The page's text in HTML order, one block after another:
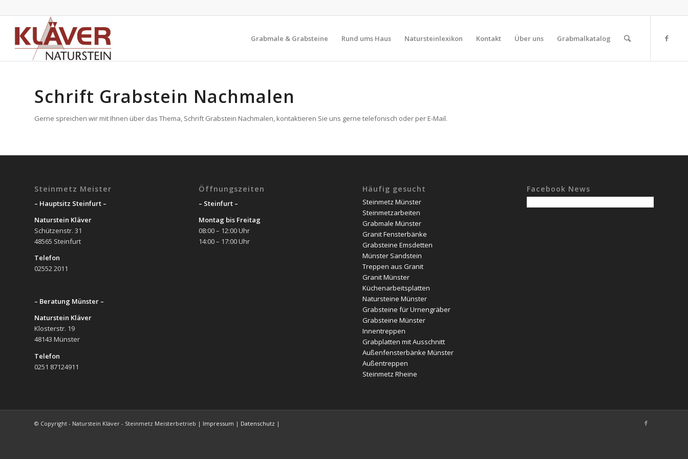
Grabmale & Grabsteine Rund ums Haus Natursteinlexikon Kontakt Über uns Grabmalkatalog
Schrift Grabstein Nachmalen
Gerne spreichen wir mit Ihnen über das Thema, Schrift Grabstein Nachmalen, kontaktieren Sie uns gerne telefonisch oder per E-Mail.
Steinmetz Meister
– Hauptsitz Steinfurt –
Naturstein Kläver
Schützenstr. 31
48565 Steinfurt
Telefon
02552 2011
– Beratung Münster –
Naturstein Kläver
Klosterstr. 19
48143 Münster
Telefon
0251 87124911
Öffnungszeiten
– Steinfurt –
Montag bis Freitag
08:00 – 12:00 Uhr
14:00 – 17:00 Uhr
Häufig gesucht
Steinmetz Münster
Steinmetzarbeiten
Grabmale Münster
Granit Fensterbänke
Grabsteine Emsdetten
Münster Sandstein
Treppen aus Granit
Granit Münster
Küchenarbeitsplatten
Natursteine Münster
Grabsteine für Urnengräber
Grabsteine Münster
Innentreppen
Grabplatten mit Ausschnitt
Außenfensterbänke Münster
Außentreppen
Steinmetz Rheine
Facebook News
© Copyright - Naturstein Kläver - Steinmetz Meisterbetrieb | Impressum | Datenschutz |